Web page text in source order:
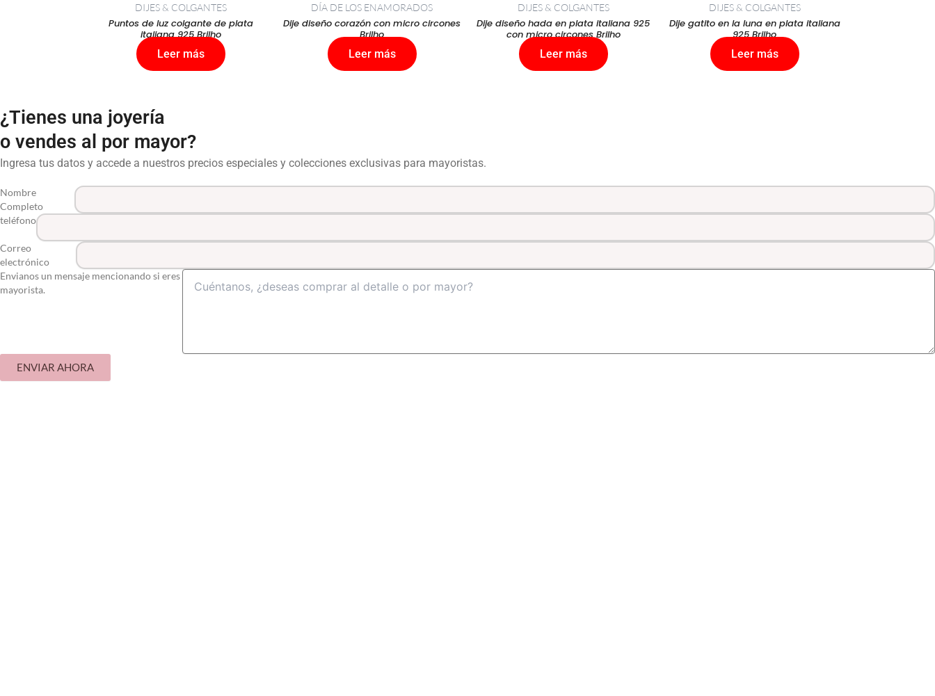
DIJES & COLGANTES
Puntos de luz colgante de plata
italiana 925 Brilho
Leer más
DÍA DE LOS ENAMORADOS
Dije diseño corazón con micro circones
Brilho
Leer más
DIJES & COLGANTES
Dije diseño hada en plata italiana 925
con micro circones Brilho
Leer más
DIJES & COLGANTES
Dije gatito en la luna en plata italiana
925 Brilho
Leer más
¿Tienes una joyería
o vendes al por mayor?
Ingresa tus datos y accede a nuestros precios especiales y colecciones exclusivas para mayoristas.
Nombre
Completo
teléfono
Correo
electrónico
Envianos un mensaje mencionando si eres
mayorista.
ENVIAR AHORA